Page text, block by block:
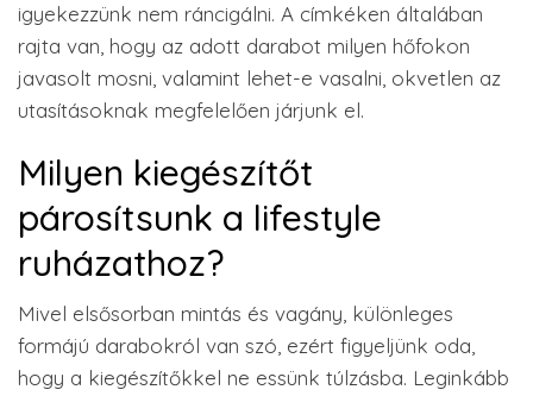
igyekezzünk nem ráncigálni. A címkéken általában
rajta van, hogy az adott darabot milyen hőfokon
javasolt mosni, valamint lehet-e vasalni, okvetlen az
utasításoknak megfelelően járjunk el.
Milyen kiegészítőt
párosítsunk a lifestyle
ruházathoz?
Mivel elsősorban mintás és vagány, különleges
formájú darabokról van szó, ezért figyeljünk oda,
hogy a kiegészítőkkel ne essünk túlzásba. Leginkább